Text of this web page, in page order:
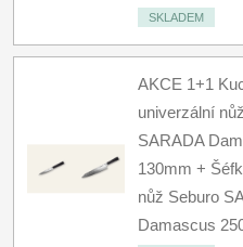
SKLADEM
AKCE 1+1
univerzální
SARADA
130mm +
nůž Seburo
Damascus